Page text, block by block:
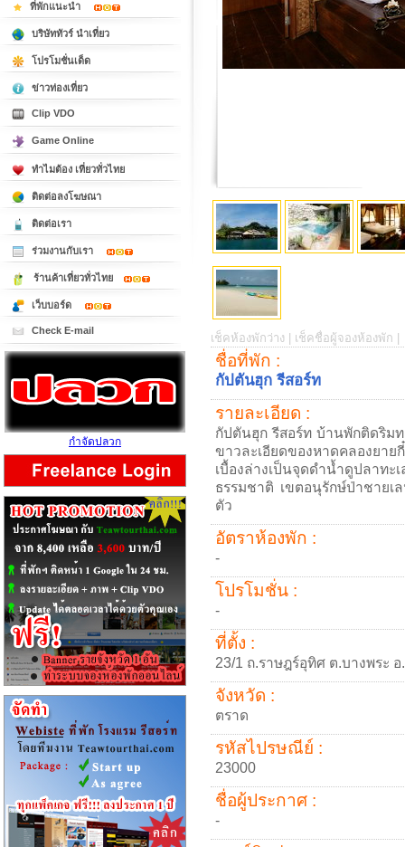
เช็คห้องพักว่าง | เช็คชื่อผู้จองห้องพัก |
ชื่อที่พัก :
กัปตันฮุก รีสอร์ท
รายละเอียด :
กัปตันฮุก รีสอร์ท บ้านพักติดริม
ขาวละเอียดของหาดคลองยา
เบื้องล่างเป็นจุดดำน้ำดูปลาท
ธรรมชาติ เขตอนุรักษ์ป่าชาย
ตัว
อัตราห้องพัก :
-
โปรโมชั่น :
-
ที่ตั้ง :
23/1 ถ.ราษฎร์อุทิศ ต.บางพระ อ
จังหวัด :
ตราด
รหัสไปรษณีย์ :
23000
ชื่อผู้ประกาศ :
-
ที่พักแนะนำ
บริษัททัวร์ นำเที่ยว
โปรโมชั่นเด็ด
ข่าวท่องเที่ยว
Clip VDO
Game Online
ทำไมต้อง เที่ยวทั่วไทย
ติดต่อลงโฆษณา
ติดต่อเรา
ร่วมงานกับเรา
ร้านค้าเที่ยวทั่วไทย
เว็บบอร์ด
Check E-mail
กำจัดปลวก